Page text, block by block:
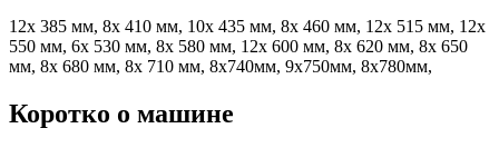
12x 385 мм, 8x 410 мм, 10x 435 мм, 8x 460 мм, 12x 515 мм, 12x
550 мм, 6x 530 мм, 8x 580 мм, 12x 600 мм, 8x 620 мм, 8x 650
мм, 8x 680 мм, 8x 710 мм, 8х740мм, 9х750мм, 8х780мм,
Коротко о машине